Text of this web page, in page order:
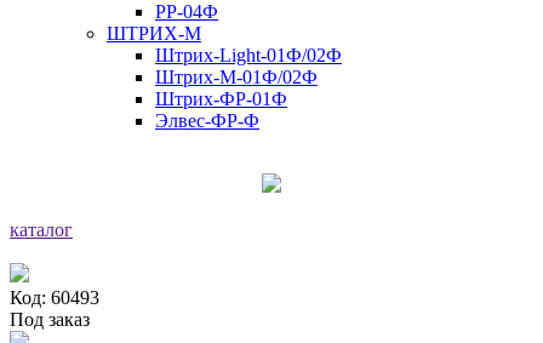
РР-04Ф
ШТРИХ-М
Штрих-Light-01Ф/02Ф
Штрих-М-01Ф/02Ф
Штрих-ФР-01Ф
Элвес-ФР-Ф
каталог
Код: 60493
Под заказ